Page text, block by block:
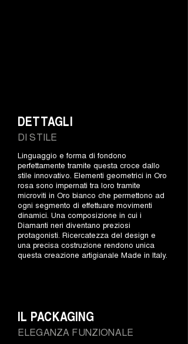
DI STILE
DETTAGLI
Linguaggio e forma di fondono
perfettamente tramite questa croce dallo
stile innovativo. Elementi geometrici in Oro
rosa sono impernati tra loro tramite
microviti in Oro bianco che permettono ad
ogni segmento di effettuare movimenti
dinamici. Una composizione in cui i
Diamanti neri diventano preziosi
protagonisti. Ricercatezza del design e
una precisa costruzione rendono unica
questa creazione artigianale Made in Italy.
ELEGANZA FUNZIONALE
IL PACKAGING